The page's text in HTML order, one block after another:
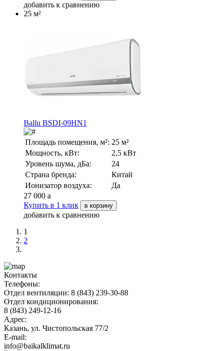
добавить к сравнению
25 м²
Ballu BSDI-09HN1
Площадь помещения, м²: 25 м²
Мощность, кВт:
2,5 кВт
Уровень шума, дБа:
24
Страна бренда:
Китай
Ионизатор воздуха:
Да
27 000 a
Купить в 1 клик
в корзину
добавить к сравнению
1
2
Контакты
Телефоны:
Отдел вентиляции: 8 (843) 239-30-88
Отдел кондиционирования:
8 (843) 249-12-16
Адрес:
Казань, ул. Чистопольская 77/2
E-mail:
info@baikalklimat.ru